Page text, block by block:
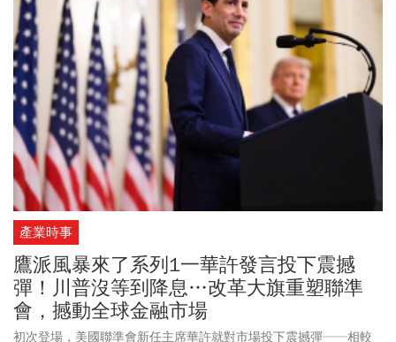
（Emmanuel Macron）、義大利總理梅洛尼（Giorgia Meloni）等多
位歐洲領袖也都在列。與此同時，伊朗當局將矛頭指向歐洲，指責
歐洲國家未對其領土遭到攻擊予以譴責，允許美國軍機飛越其領空
來進行攻擊，直指歐洲國家根本是這場攻擊行動的「共犯」。
產業時事
鷹派風暴來了系列1一華許發言投下震撼
彈！川普沒等到降息…改革大旗重塑聯準
會，撼動全球金融市場
初次登場，美國聯準會新任主席華許就對市場投下震撼彈──相較